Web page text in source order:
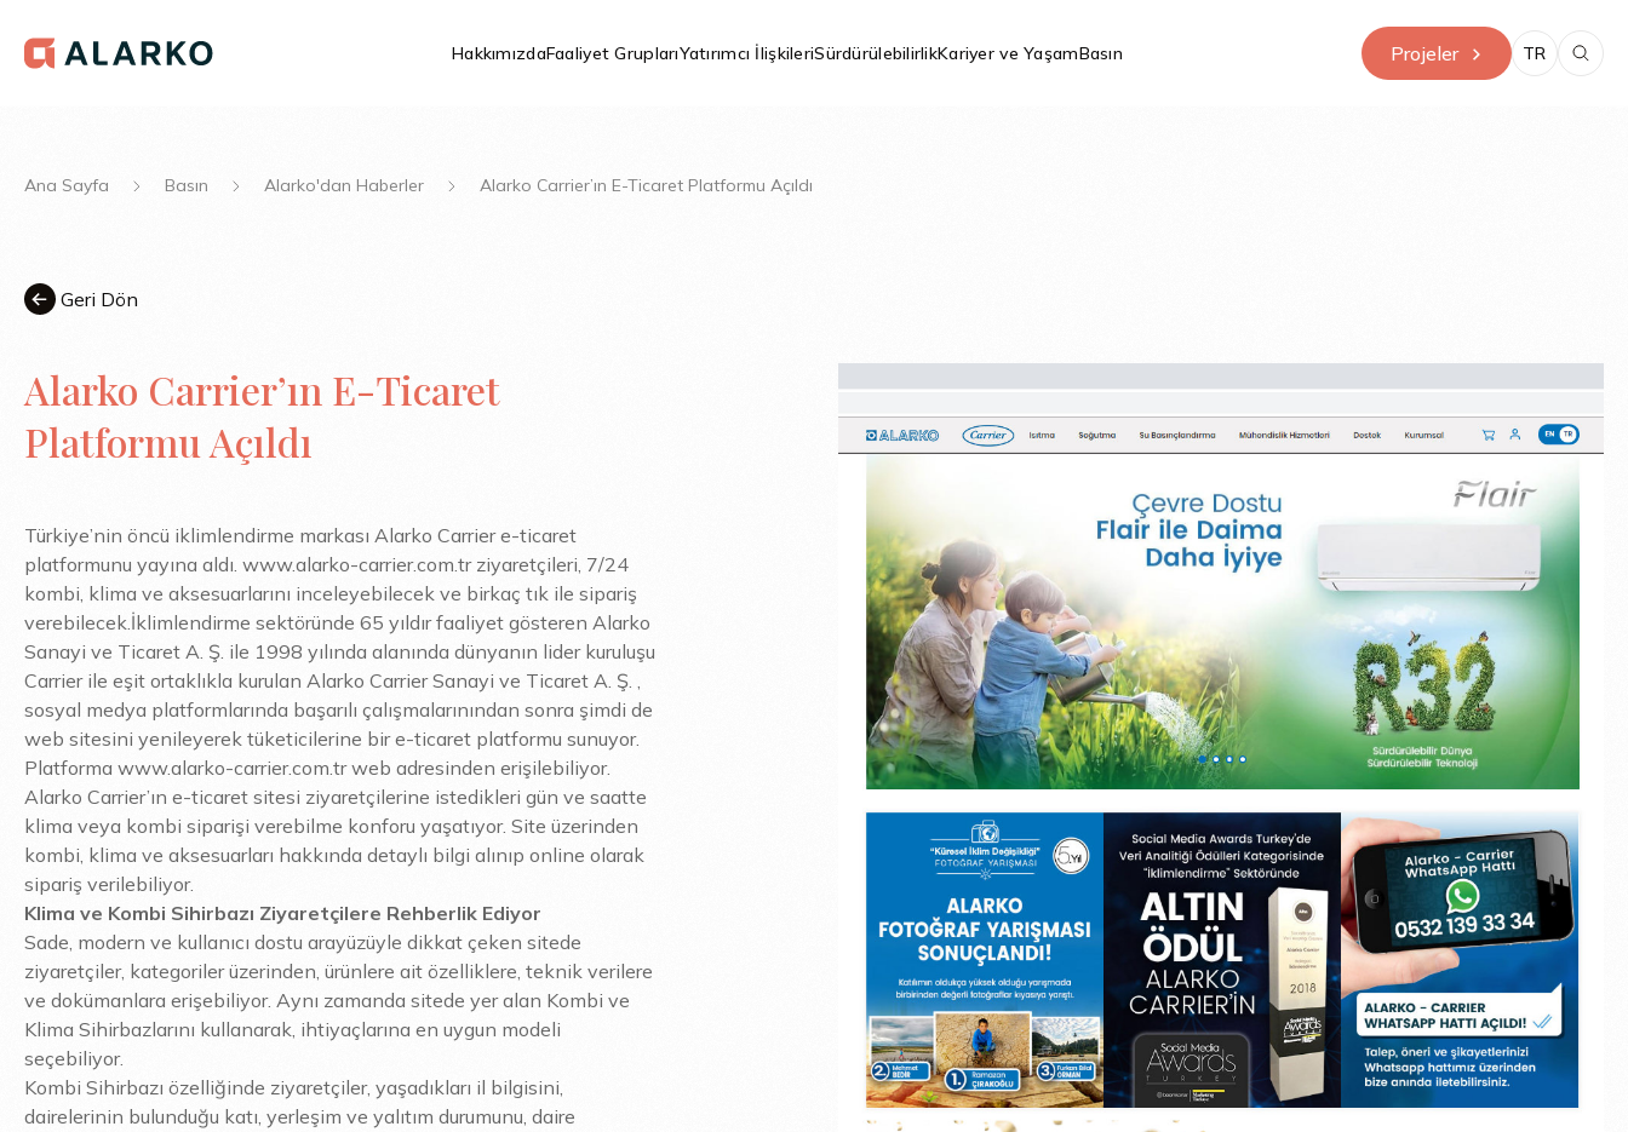
HakkımızdaFaaliyet GruplarıYatırımcı İlişkileriSürdürülebilirlikKariyer ve YaşamBasın Projeler TR
Ana Sayfa Basın Alarko'dan Haberler Alarko Carrier’ın E-Ticaret Platformu Açıldı
Geri Dön
Alarko Carrier’ın E-Ticaret
Platformu Açıldı
Türkiye’nin öncü iklimlendirme markası Alarko Carrier e-ticaret
platformunu yayına aldı. www.alarko-carrier.com.tr ziyaretçileri, 7/24
kombi, klima ve aksesuarlarını inceleyebilecek ve birkaç tık ile sipariş
verebilecek.İklimlendirme sektöründe 65 yıldır faaliyet gösteren Alarko
Sanayi ve Ticaret A. Ş. ile 1998 yılında alanında dünyanın lider kuruluşu
Carrier ile eşit ortaklıkla kurulan Alarko Carrier Sanayi ve Ticaret A. Ş. ,
sosyal medya platformlarında başarılı çalışmalarınından sonra şimdi de
web sitesini yenileyerek tüketicilerine bir e-ticaret platformu sunuyor.
Platforma www.alarko-carrier.com.tr web adresinden erişilebiliyor.
Alarko Carrier’ın e-ticaret sitesi ziyaretçilerine istedikleri gün ve saatte
klima veya kombi siparişi verebilme konforu yaşatıyor. Site üzerinden
kombi, klima ve aksesuarları hakkında detaylı bilgi alınıp online olarak
sipariş verilebiliyor.
Klima ve Kombi Sihirbazı Ziyaretçilere Rehberlik Ediyor
Sade, modern ve kullanıcı dostu arayüzüyle dikkat çeken sitede
ziyaretçiler, kategoriler üzerinden, ürünlere ait özelliklere, teknik verilere
ve dokümanlara erişebiliyor. Aynı zamanda sitede yer alan Kombi ve
Klima Sihirbazlarını kullanarak, ihtiyaçlarına en uygun modeli
seçebiliyor.
Kombi Sihirbazı özelliğinde ziyaretçiler, yaşadıkları il bilgisini,
dairelerinin bulunduğu katı, yerleşim ve yalıtım durumunu, daire